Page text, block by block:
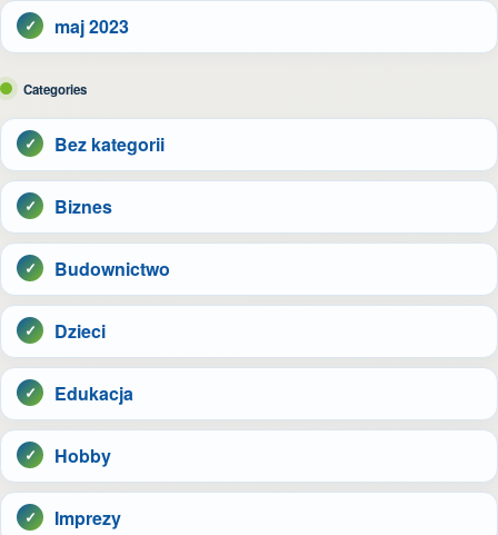
maj 2023
Categories
Bez kategorii
Biznes
Budownictwo
Dzieci
Edukacja
Hobby
Imprezy